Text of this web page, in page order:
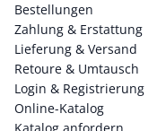
Bestellungen
Zahlung & Erstattung
Lieferung & Versand
Retoure & Umtausch
Login & Registrierung
Online-Katalog